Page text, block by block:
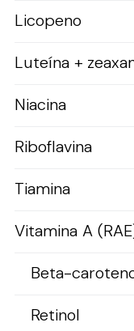
Licopeno
Luteína +
Niacina
Riboflavina
Tiamina
Vitamina A
Beta-
Retinol